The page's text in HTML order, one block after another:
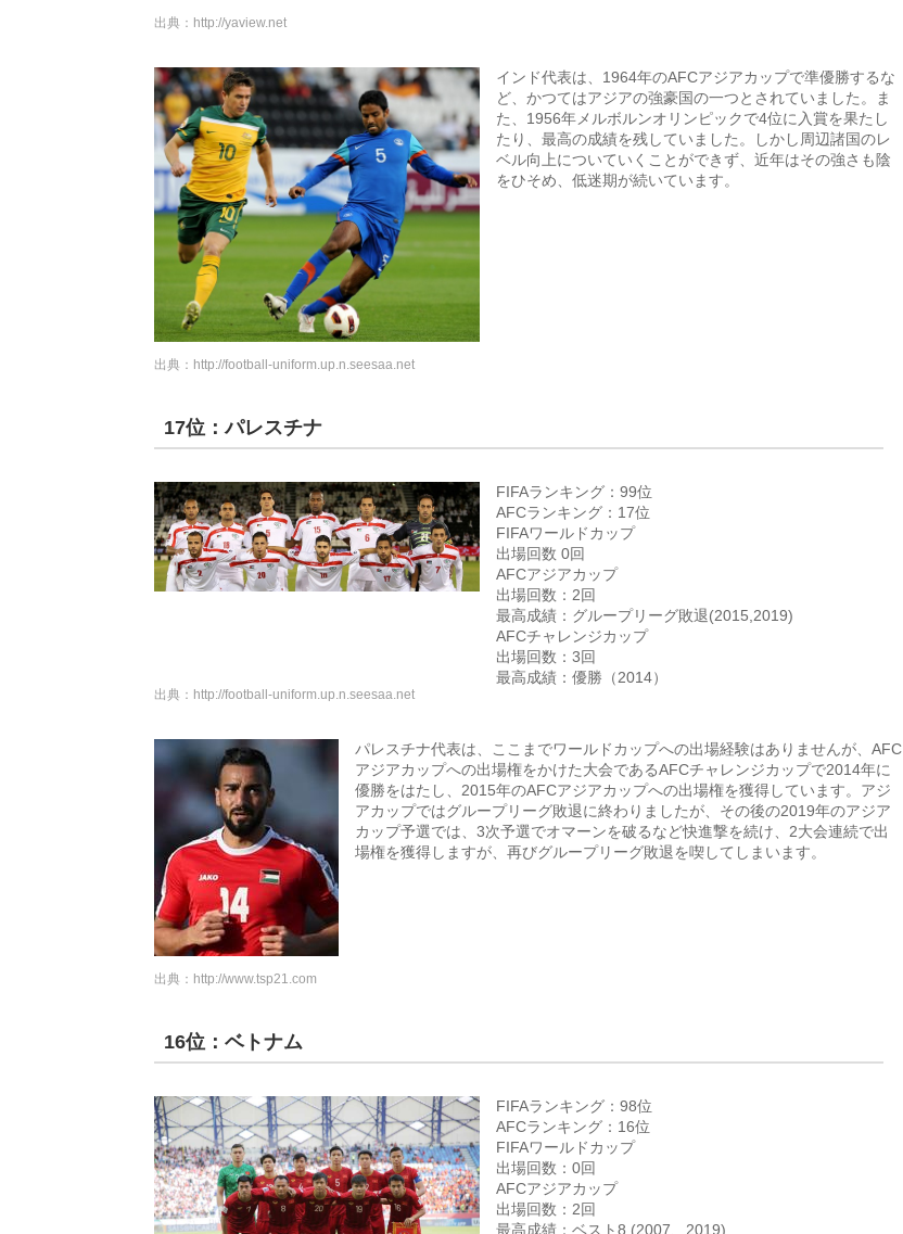
出典： http://yaview.net
インド代表は、1964年のAFCアジアカップで準優勝するな
ど、かつてはアジアの強豪国の一つとされていました。ま
た、1956年メルボルンオリンピックで4位に入賞を果たし
たり、最高の成績を残していました。しかし周辺諸国のレ
ベル向上についていくことができず、近年はその強さも陰
をひそめ、低迷期が続いています。
出典： http://football-uniform.up.n.seesaa.net
17位：パレスチナ
FIFAランキング：99位
AFCランキング：17位
FIFAワールドカップ
出場回数 0回
AFCアジアカップ
出場回数：2回
最高成績：グループリーグ敗退(2015,2019)
AFCチャレンジカップ
出場回数：3回
最高成績：優勝（2014）
出典： http://football-uniform.up.n.seesaa.net
パレスチナ代表は、ここまでワールドカップへの出場経験はありませんが、AFC
アジアカップへの出場権をかけた大会であるAFCチャレンジカップで2014年に
優勝をはたし、2015年のAFCアジアカップへの出場権を獲得しています。アジ
アカップではグループリーグ敗退に終わりましたが、その後の2019年のアジア
カップ予選では、3次予選でオマーンを破るなど快進撃を続け、2大会連続で出
場権を獲得しますが、再びグループリーグ敗退を喫してしまいます。
出典： http://www.tsp21.com
16位：ベトナム
FIFAランキング：98位
AFCランキング：16位
FIFAワールドカップ
出場回数：0回
AFCアジアカップ
出場回数：2回
最高成績：ベスト8 (2007、2019)